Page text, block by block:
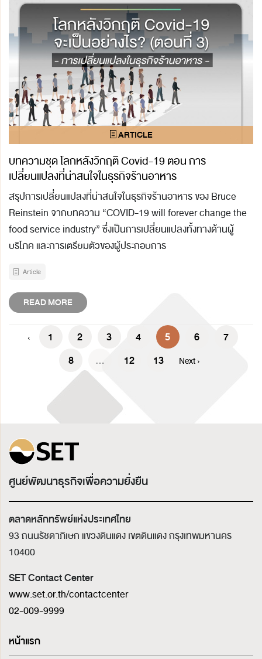
บทความชุด โลกหลังวิกฤติ Covid-19 ตอน การ
เปลี่ยนแปลงที่น่าสนใจในธุรกิจร้านอาหาร
สรุปการเปลี่ยนแปลงที่น่าสนใจในธุรกิจร้านอาหาร ของ Bruce
Reinstein จากบทความ “COVID-19 will forever change the
food service industry” ซึ่งเป็นการเปลี่ยนแปลงทั้งทางด้านผู้
บริโภค และการเตรียมตัวของผู้ประกอบการ
Article
READ MORE
‹ 1 2 3 4 5 6
7
8
... 12 13 Next ›
ศูนย์พัฒนาธุรกิจเพื่อความยั่งยืน
ตลาดหลักทรัพย์แห่งประเทศไทย
93 ถนนรัชดาภิเษก แขวงดินแดง เขตดินแดงกรุงเทพมหานคร
10400
SET Contact Center
www.set.or.th/contactcenter
02-009-9999
หน้าแรก